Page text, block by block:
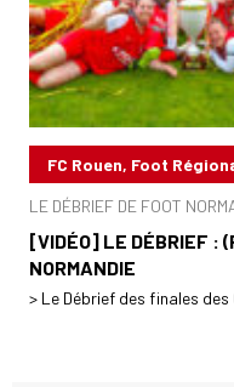
FC Rouen, Foot
LE DÉBRIEF DE FOOT
[VIDÉO] LE DÉBRIEF :
NORMANDIE
> Le Débrief des finales